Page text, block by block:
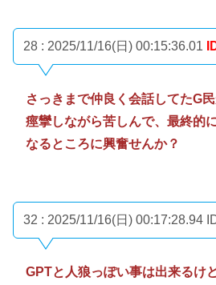
28 : 2025/11/16(日) 00:15:36.01
さっきまで仲良く会話してたG
痙攣しながら苦しんで、最終的
なるところに興奮せんか？
32 : 2025/11/16(日) 00:17:28.94
GPTと人狼っぽい事は出来るけ